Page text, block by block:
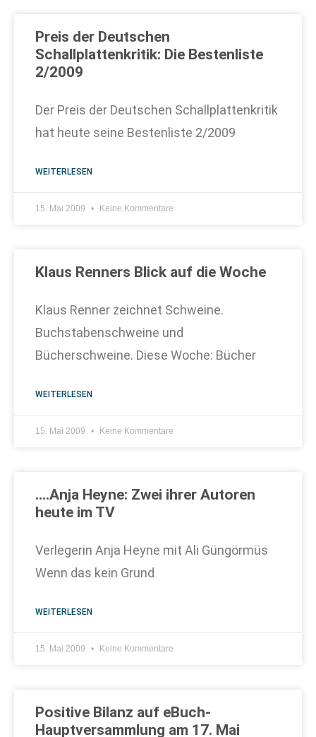
Preis der Deutschen
Schallplattenkritik: Die Bestenliste
2/2009
Der Preis der Deutschen Schallplattenkritik
hat heute seine Bestenliste 2/2009
WEITERLESEN
15. Mai 2009 Keine Kommentare
Klaus Renners Blick auf die Woche
Klaus Renner zeichnet Schweine.
Buchstabenschweine und
Bücherschweine. Diese Woche: Bücher
WEITERLESEN
15. Mai 2009 Keine Kommentare
….Anja Heyne: Zwei ihrer Autoren
heute im TV
Verlegerin Anja Heyne mit Ali Güngörmüs
Wenn das kein Grund
WEITERLESEN
15. Mai 2009 Keine Kommentare
Positive Bilanz auf eBuch-
Hauptversammlung am 17. Mai